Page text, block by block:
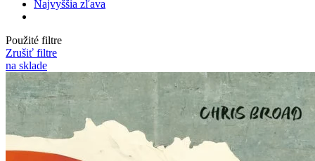
Najvyššia zľava
Použité filtre
Zrušiť filtre
na sklade